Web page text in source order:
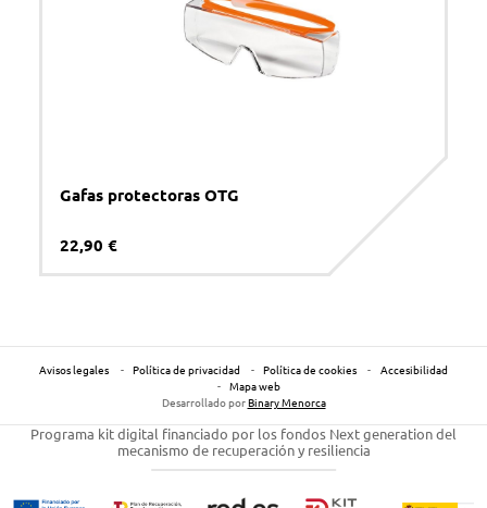
Gafas protectoras OTG
22,90 €
Avisos legales Política de privacidad Política de cookies
Accesibilidad
Mapa web
Desarrollado porBinary Menorca
Programa kit digital financiado por los fondos Next generation del
mecanismo de recuperación y resiliencia